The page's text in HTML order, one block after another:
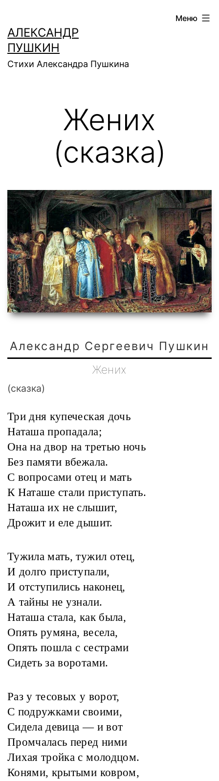
содержимому
АЛЕКСАНДР
ПУШКИН
Стихи Александра Пушкина
Меню
Жених
(сказка)
Александр Сергеевич Пушкин
Жених
(сказка)
Три дня купеческая дочь
Наташа пропадала;
Она на двор на третью ночь
Без памяти вбежала.
С вопросами отец и мать
К Наташе стали приступать.
Наташа их не слышит,
Дрожит и еле дышит.
Тужила мать, тужил отец,
И долго приступали,
И отступились наконец,
А тайны не узнали.
Наташа стала, как была,
Опять румяна, весела,
Опять пошла с сестрами
Сидеть за воротами.
Раз у тесовых у ворот,
С подружками своими,
Сидела девица — и вот
Промчалась перед ними
Лихая тройка с молодцом.
Конями, крытыми ковром,